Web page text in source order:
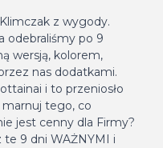
z wygody.
odebraliśmy po 9
wersją, kolorem,
nas dodatkami.
i to przeniosło
marnuj tego, co
jest cenny dla Firmy?
te 9 dni WAŻNYMI i